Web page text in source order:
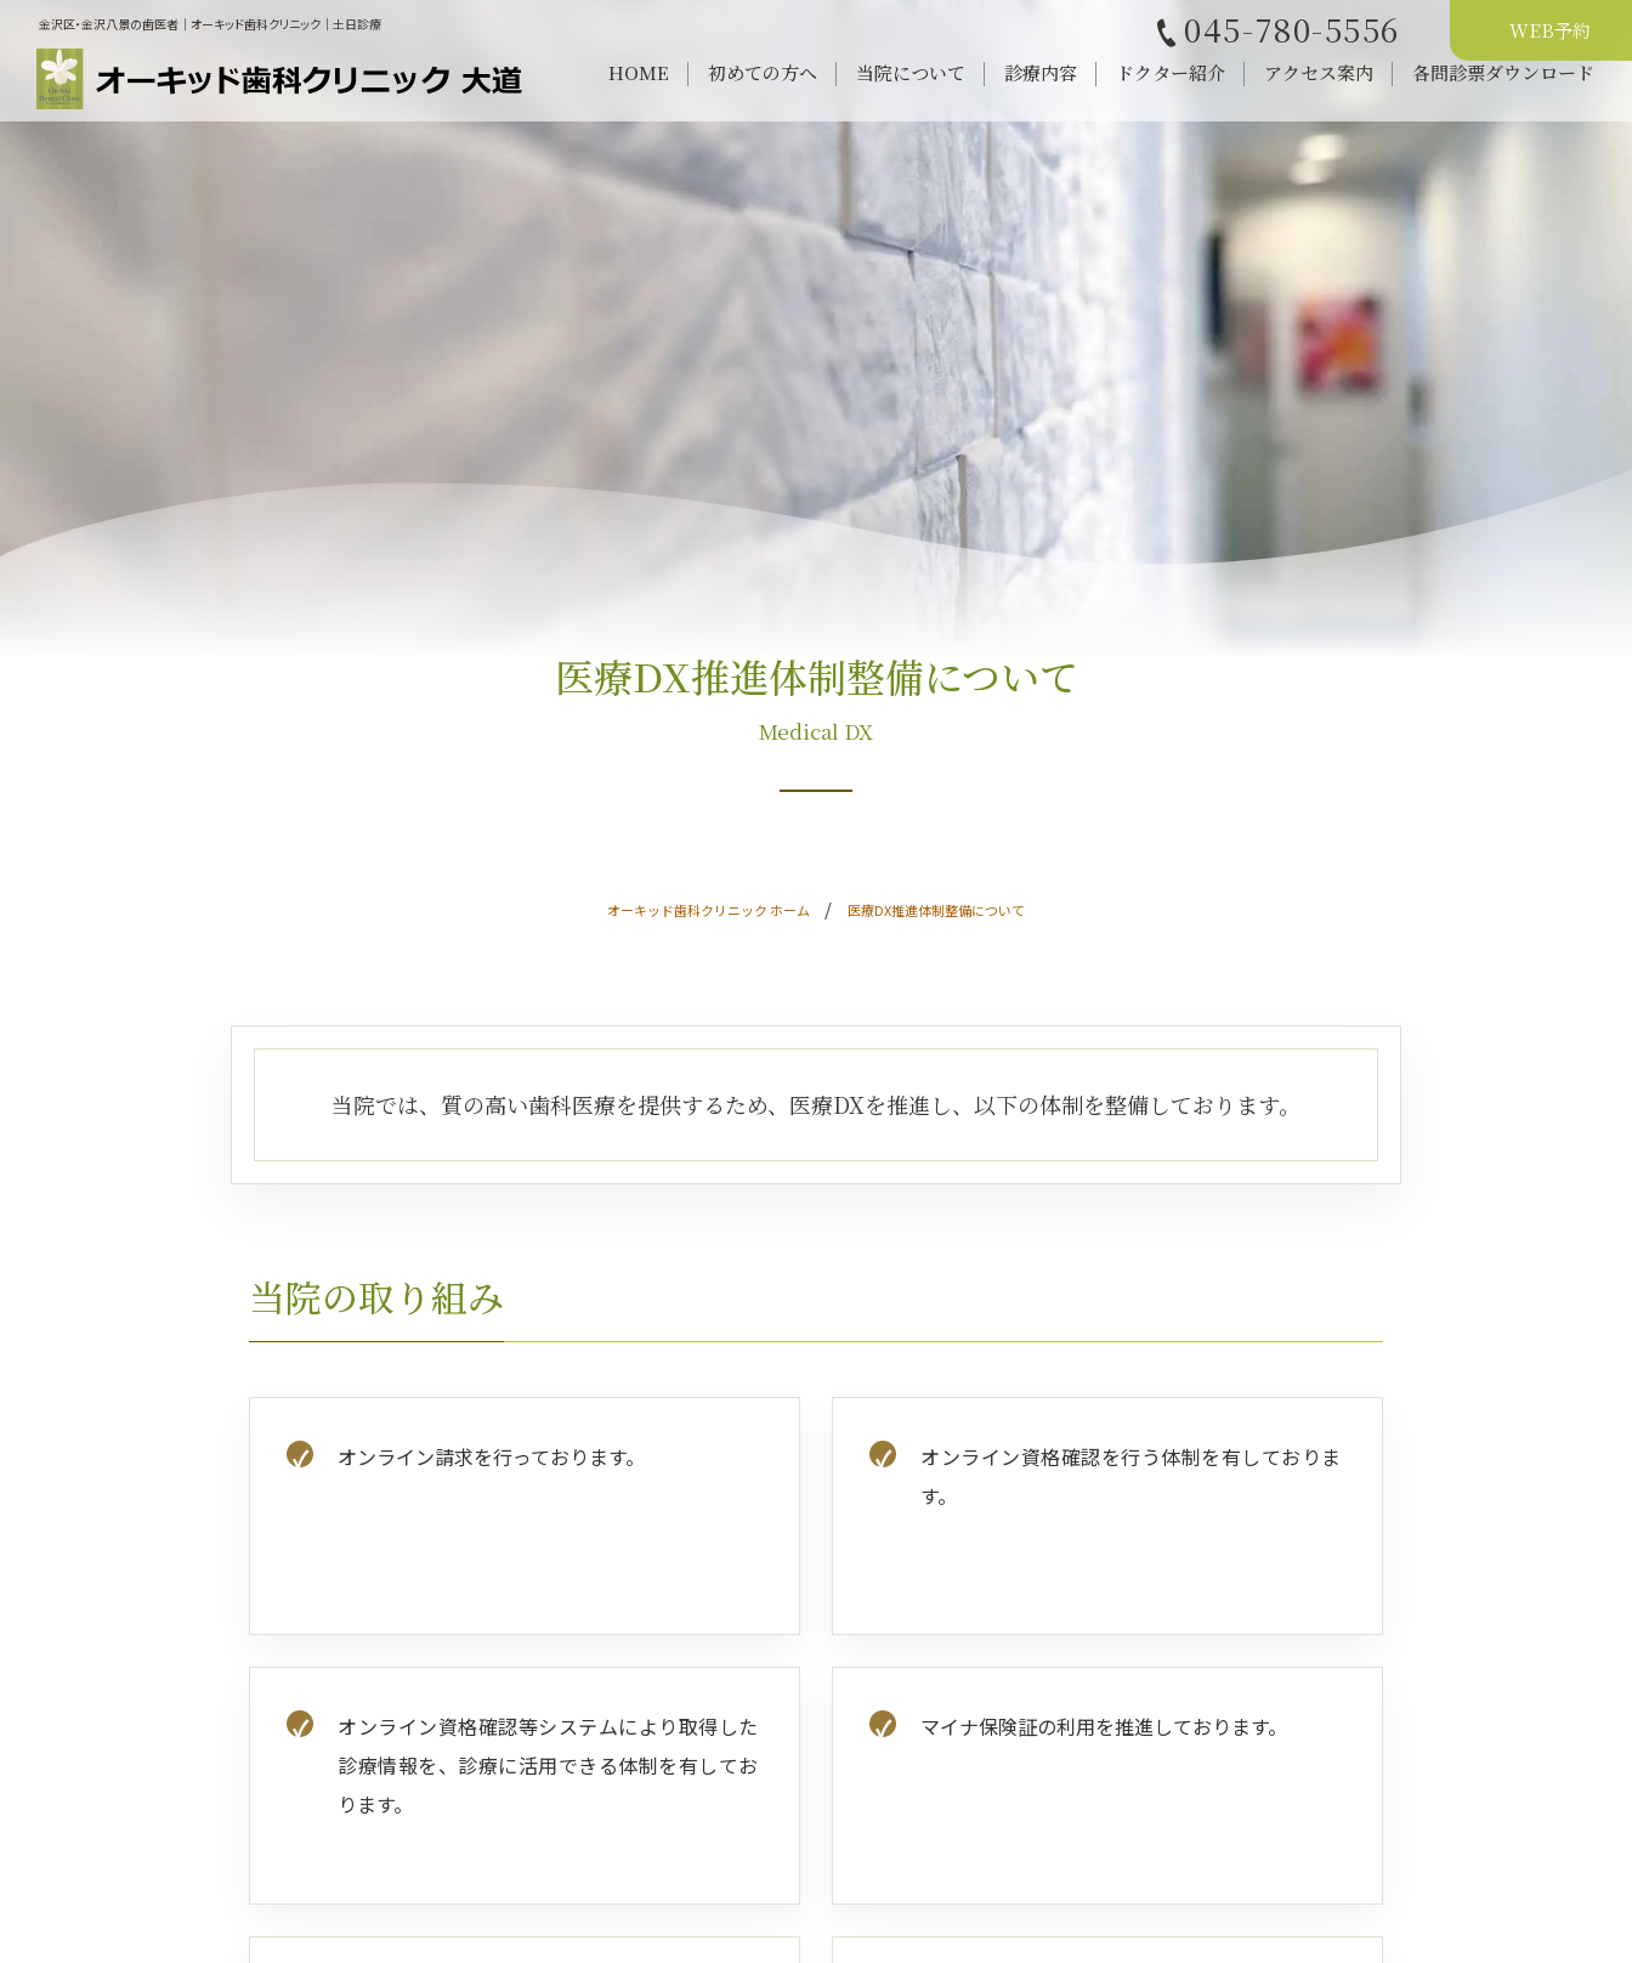
金沢区・金沢八景の歯医者｜オーキッド歯科クリニック｜土日診療 045-780-5556
HOME 初めての方へ 当院について 診療内容 ドクター紹介 アクセス案内 各問診票ダウンロード
WEB予約
医療DX推進体制整備について
Medical DX
オーキッド歯科クリニック ホーム 医療DX推進体制整備について
当院では、質の高い歯科医療を提供するため、医療DXを推進し、以下の体制を整備しております。
当院の取り組み
オンライン請求を行っております。
オンライン資格確認を行う体制を有しておりま
す。
オンライン資格確認等システムにより取得した
診療情報を、診療に活用できる体制を有してお
ります。
マイナ保険証の利用を推進しております。